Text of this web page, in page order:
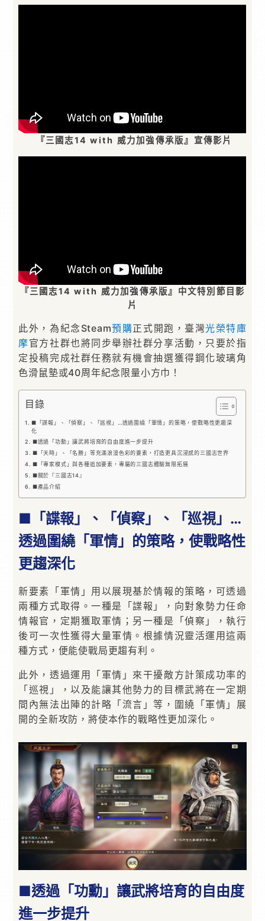
『三國志14 with 威力加強傳承版』宣傳影片
『三國志14 with 威力加強傳承版』中文特別節目影
片
此外，為紀念Steam預購正式開跑，臺灣光榮特庫
摩官方社群也將同步舉辦社群分享活動，只要於指
定投稿完成社群任務就有機會抽選獲得鋼化玻璃角
色滑鼠墊或40周年紀念限量小方巾！
目錄
■「諜報」、「偵察」、「巡視」…透過圍繞「軍情」的策略，使戰略性更趨深
化
■透過「功勳」讓武將培育的自由度進一步提升
■「天時」、「名勝」等充滿浪漫色彩的要素，打造更具沉浸感的三國志世界
■「專家模式」與各種追加要素，專屬的三國志體驗無限拓展
■關於『三國志14』
■產品介紹
■「諜報」、「偵察」、「巡視」…
透過圍繞「軍情」的策略，使戰略性
更趨深化
新要素「軍情」用以展現基於情報的策略，可透過
兩種方式取得。一種是「諜報」，向對象勢力任命
情報官，定期獲取軍情；另一種是「偵察」，執行
後可一次性獲得大量軍情。根據情況靈活運用這兩
種方式，便能使戰局更趨有利。
此外，透過運用「軍情」來干擾敵方計策成功率的
「巡視」，以及能讓其他勢力的目標武將在一定期
間內無法出陣的計略「流言」等，圍繞「軍情」展
開的全新攻防，將使本作的戰略性更加深化。
■透過「功勳」讓武將培育的自由度
進一步提升